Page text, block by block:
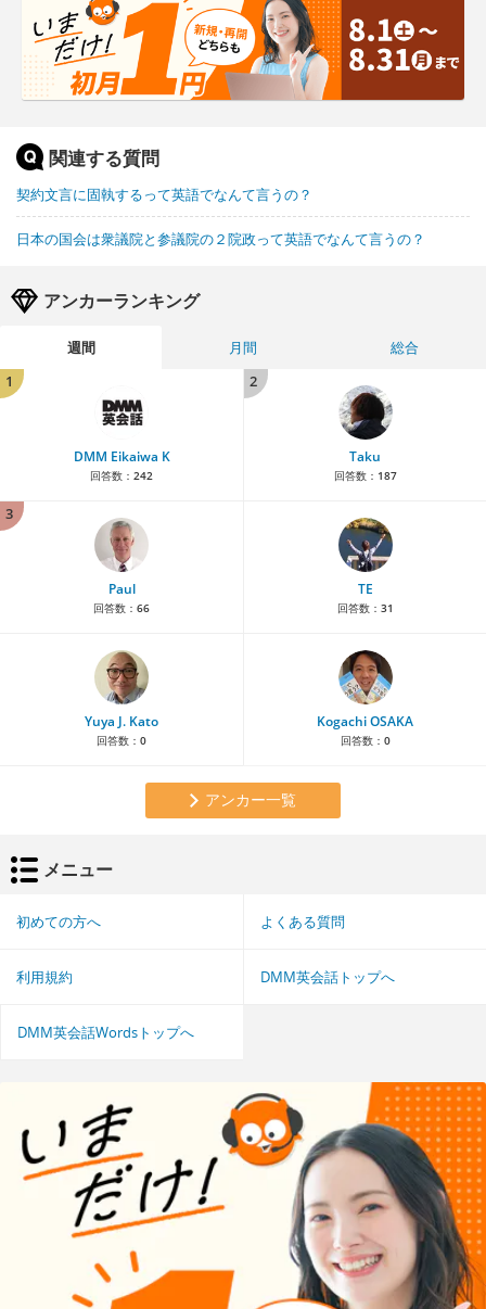
関連する質問
契約文言に固執するって英語でなんて言うの？
日本の国会は衆議院と参議院の２院政って英語でなんて言うの？
アンカーランキング
週間 月間
総合
1
DMM Eikaiwa K
回答数： 242
2
Taku
回答数： 187
3
Paul
回答数： 66
TE
回答数： 31
Yuya J. Kato
回答数： 0
Kogachi OSAKA
回答数： 0
アンカー一覧
メニュー
初めての方へ よくある質問
利用規約 DMM英会話トップへ
DMM英会話Wordsトップへ